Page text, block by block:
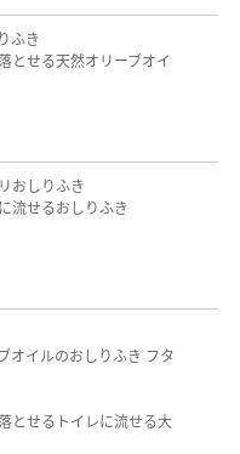
ふき
とせる天然オリーブオイ
おしりふき
流せるおしりふき
オイルのおしりふき フタ
とせるトイレに流せる大